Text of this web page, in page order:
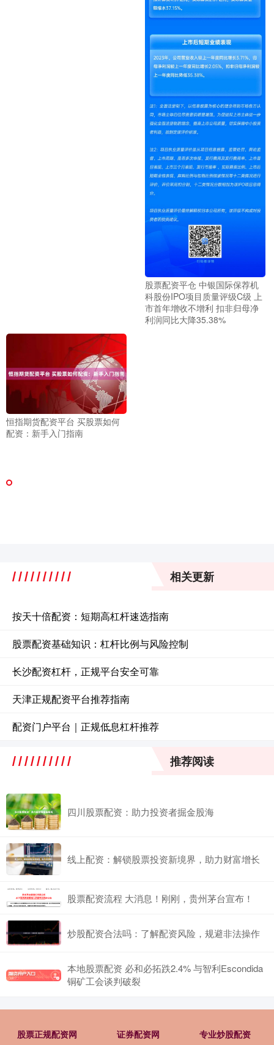
股票配资平仓 中银国际保荐机
科股份IPO项目质量评级C级 上
市首年增收不增利 扣非归母净
利润同比大降35.38%
恒指期货配资平台 买股票如何
配资：新手入门指南
相关更新
按天十倍配资：短期高杠杆速选指南
股票配资基础知识：杠杆比例与风险控制
长沙配资杠杆，正规平台安全可靠
天津正规配资平台推荐指南
配资门户平台｜正规低息杠杆推荐
推荐阅读
四川股票配资：助力投资者掘金股海
线上配资：解锁股票投资新境界，助力财富增长
股票配资流程 大消息！刚刚，贵州茅台宣布！
炒股配资合法吗：了解配资风险，规避非法操作
本地股票配资 必和必拓跌2.4% 与智利Escondida
铜矿工会谈判破裂
股票正规配资网 证券配资网 专业炒股配资